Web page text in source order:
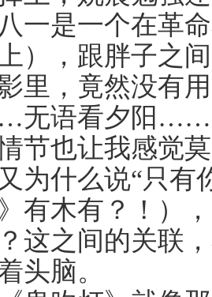
一是一个在革
），跟胖子之
里，竟然没有
语看夕阳
节也让我感觉
为什么说“只有
有木有？！）
这之间的关联
头脑。